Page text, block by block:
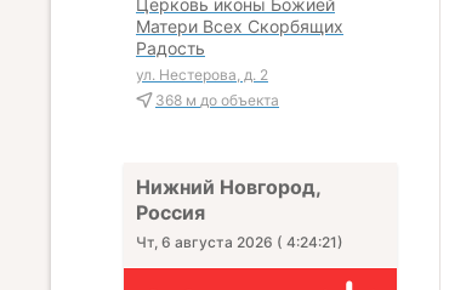
Церковь иконы Божией
Матери Всех Скорбящих
Радость
ул. Нестерова, д. 2
368 м до объекта
Нижний Новгород,
Россия
Чт, 6 августа 2026 ( 4:24:22)